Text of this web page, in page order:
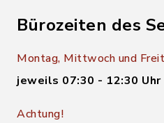
Bürozeiten des
Montag, Mittwoch und
jeweils 07:30 - 12:30 Uhr
Achtung!